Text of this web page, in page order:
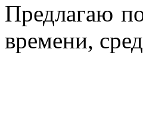
Пред­ла­гаю
вре­мени,